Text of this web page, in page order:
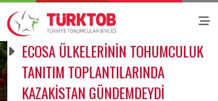
ECOSA ÜLKELERİNİN TOHUMCULUK
TANITIM TOPLANTILARINDA
KAZAKİSTAN GÜNDEMDEYDİ